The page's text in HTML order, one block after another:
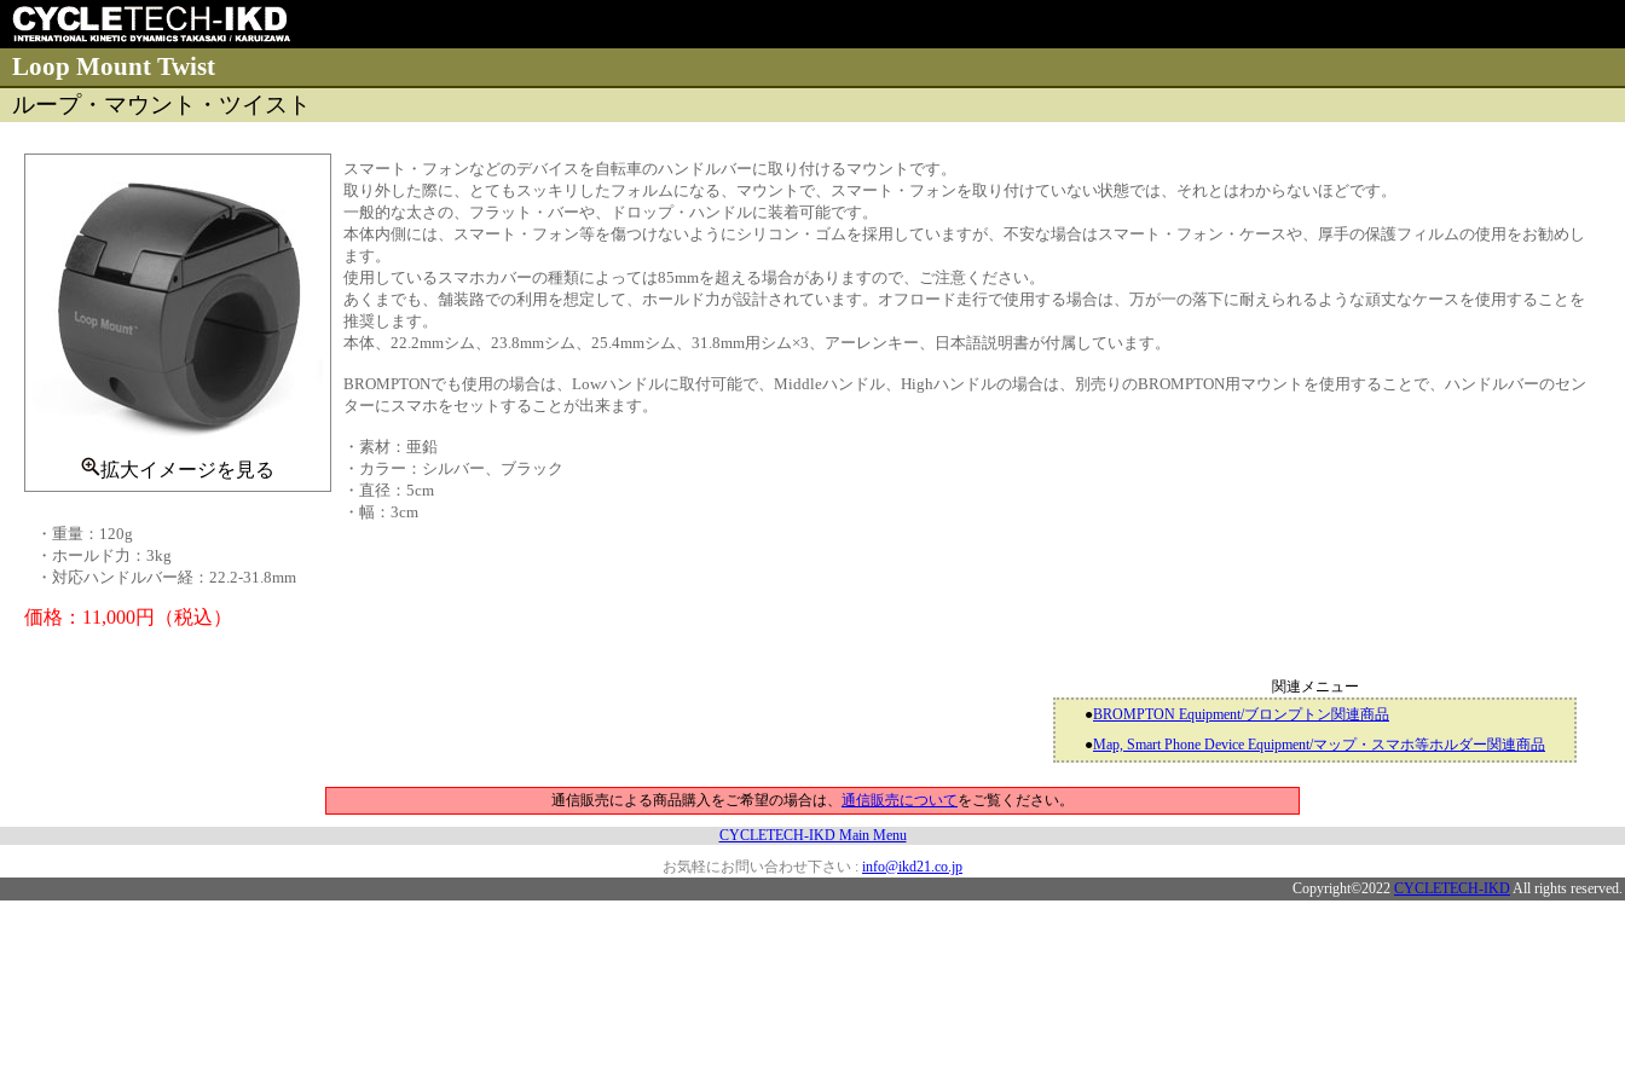
Loop Mount Twist
ループ・マウント・ツイスト
拡大イメージを見る
スマート・フォンなどのデバイスを自転車のハンドルバーに取り付けるマウントです。
取り外した際に、とてもスッキリしたフォルムになる、マウントで、スマート・フォンを取り付けていない状態では、それとはわからないほどです。
一般的な太さの、フラット・バーや、ドロップ・ハンドルに装着可能です。
本体内側には、スマート・フォン等を傷つけないようにシリコン・ゴムを採用していますが、不安な場合はスマート・フォン・ケースや、厚手の保護フィルムの使用をお勧めし
ます。
使用しているスマホカバーの種類によっては85mmを超える場合がありますので、ご注意ください。
あくまでも、舗装路での利用を想定して、ホールド力が設計されています。オフロード走行で使用する場合は、万が一の落下に耐えられるような頑丈なケースを使用することを
推奨します。
本体、22.2mmシム、23.8mmシム、25.4mmシム、31.8mm用シム×3、アーレンキー、日本語説明書が付属しています。
BROMPTONでも使用の場合は、Lowハンドルに取付可能で、Middleハンドル、Highハンドルの場合は、別売りのBROMPTON用マウントを使用することで、ハンドルバーのセン
ターにスマホをセットすることが出来ます。
・素材：亜鉛
・カラー：シルバー、ブラック
・直径：5cm
・幅：3cm
・重量：120g
・ホールド力：3kg
・対応ハンドルバー経：22.2-31.8mm
価格：11,000円（税込）
関連メニュー
●BROMPTON Equipment/ブロンプトン関連商品
●Map, Smart Phone Device Equipment/マップ・スマホ等ホルダー関連商品
通信販売による商品購入をご希望の場合は、 通信販売についてをご覧ください。
CYCLETECH-IKD Main Menu
お気軽にお問い合わせ下さい : info@ikd21.co.jp
Copyright©2022 CYCLETECH-IKD All rights reserved.